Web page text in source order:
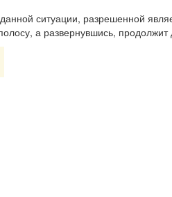
ситуации, разрешенной
а развернувшись,